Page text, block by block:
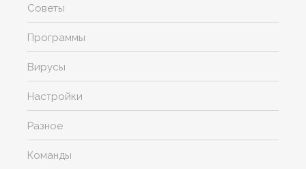
Советы
Программы
Вирусы
Настройки
Разное
Команды